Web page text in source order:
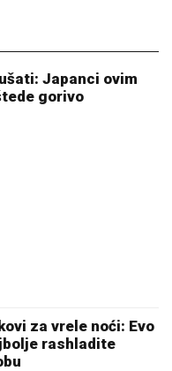
Japanci ovim
gorivo
za vrele noći: Evo
rashladite